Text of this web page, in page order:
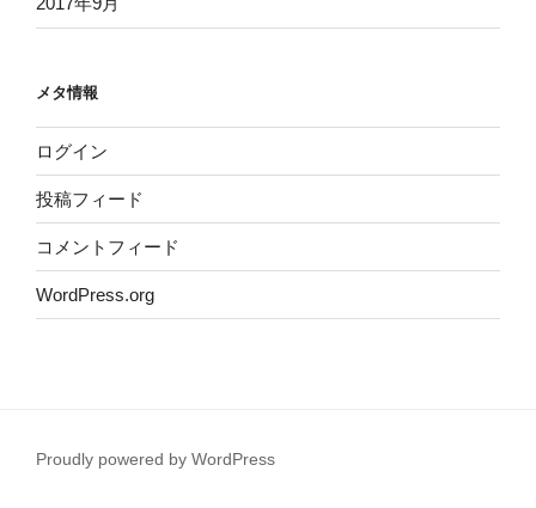
メタ情報
ログイン
投稿フィード
コメントフィード
WordPress.org
Proudly powered by WordPress